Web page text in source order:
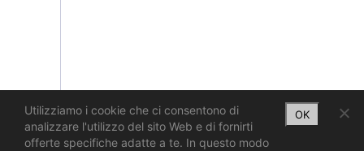
Utilizziamo i cookie che ci consentono di
analizzare l'utilizzo del sito Web e di fornirti
offerte specifiche adatte a te. In questo modo
OK